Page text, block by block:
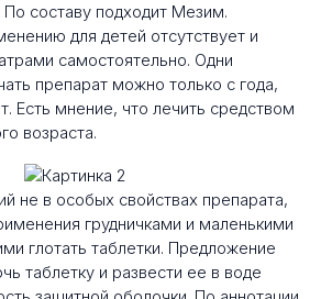
По составу подходит Мезим.
для детей отсутствует и
самостоятельно. Одни
препарат можно только с года,
Есть мнение, что лечить средством
возраста.
не в особых свойствах препарата,
грудничками и маленькими
глотать таблетки. Предложение
таблетку и развести ее в воде